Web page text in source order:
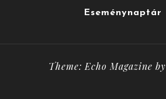
Eseménynaptár
Theme: Echo Magazine by